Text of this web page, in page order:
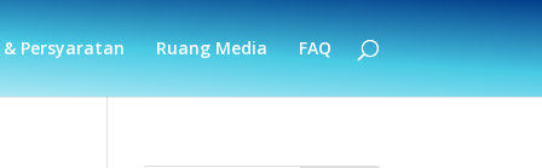
& Persyaratan Ruang Media FAQ